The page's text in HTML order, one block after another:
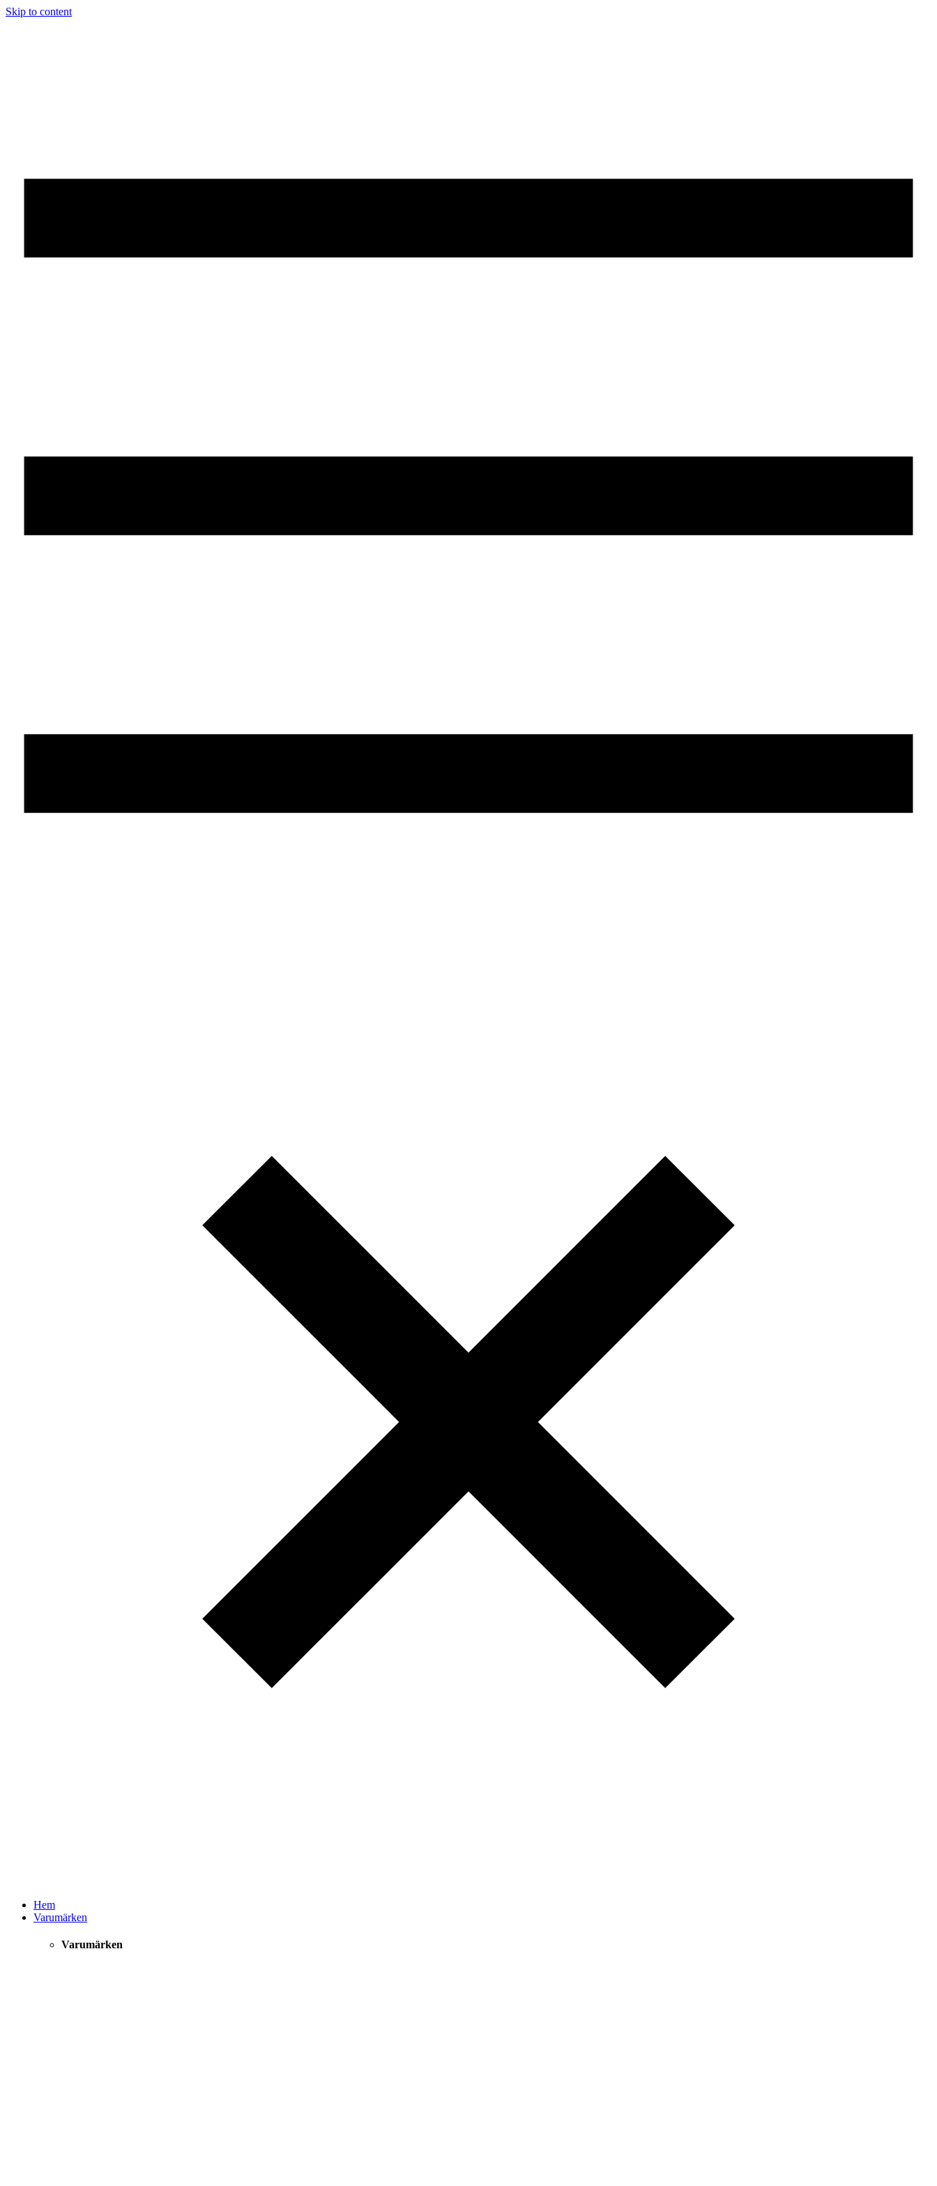
Skip to content
Hem
Varumärken
Varumärken